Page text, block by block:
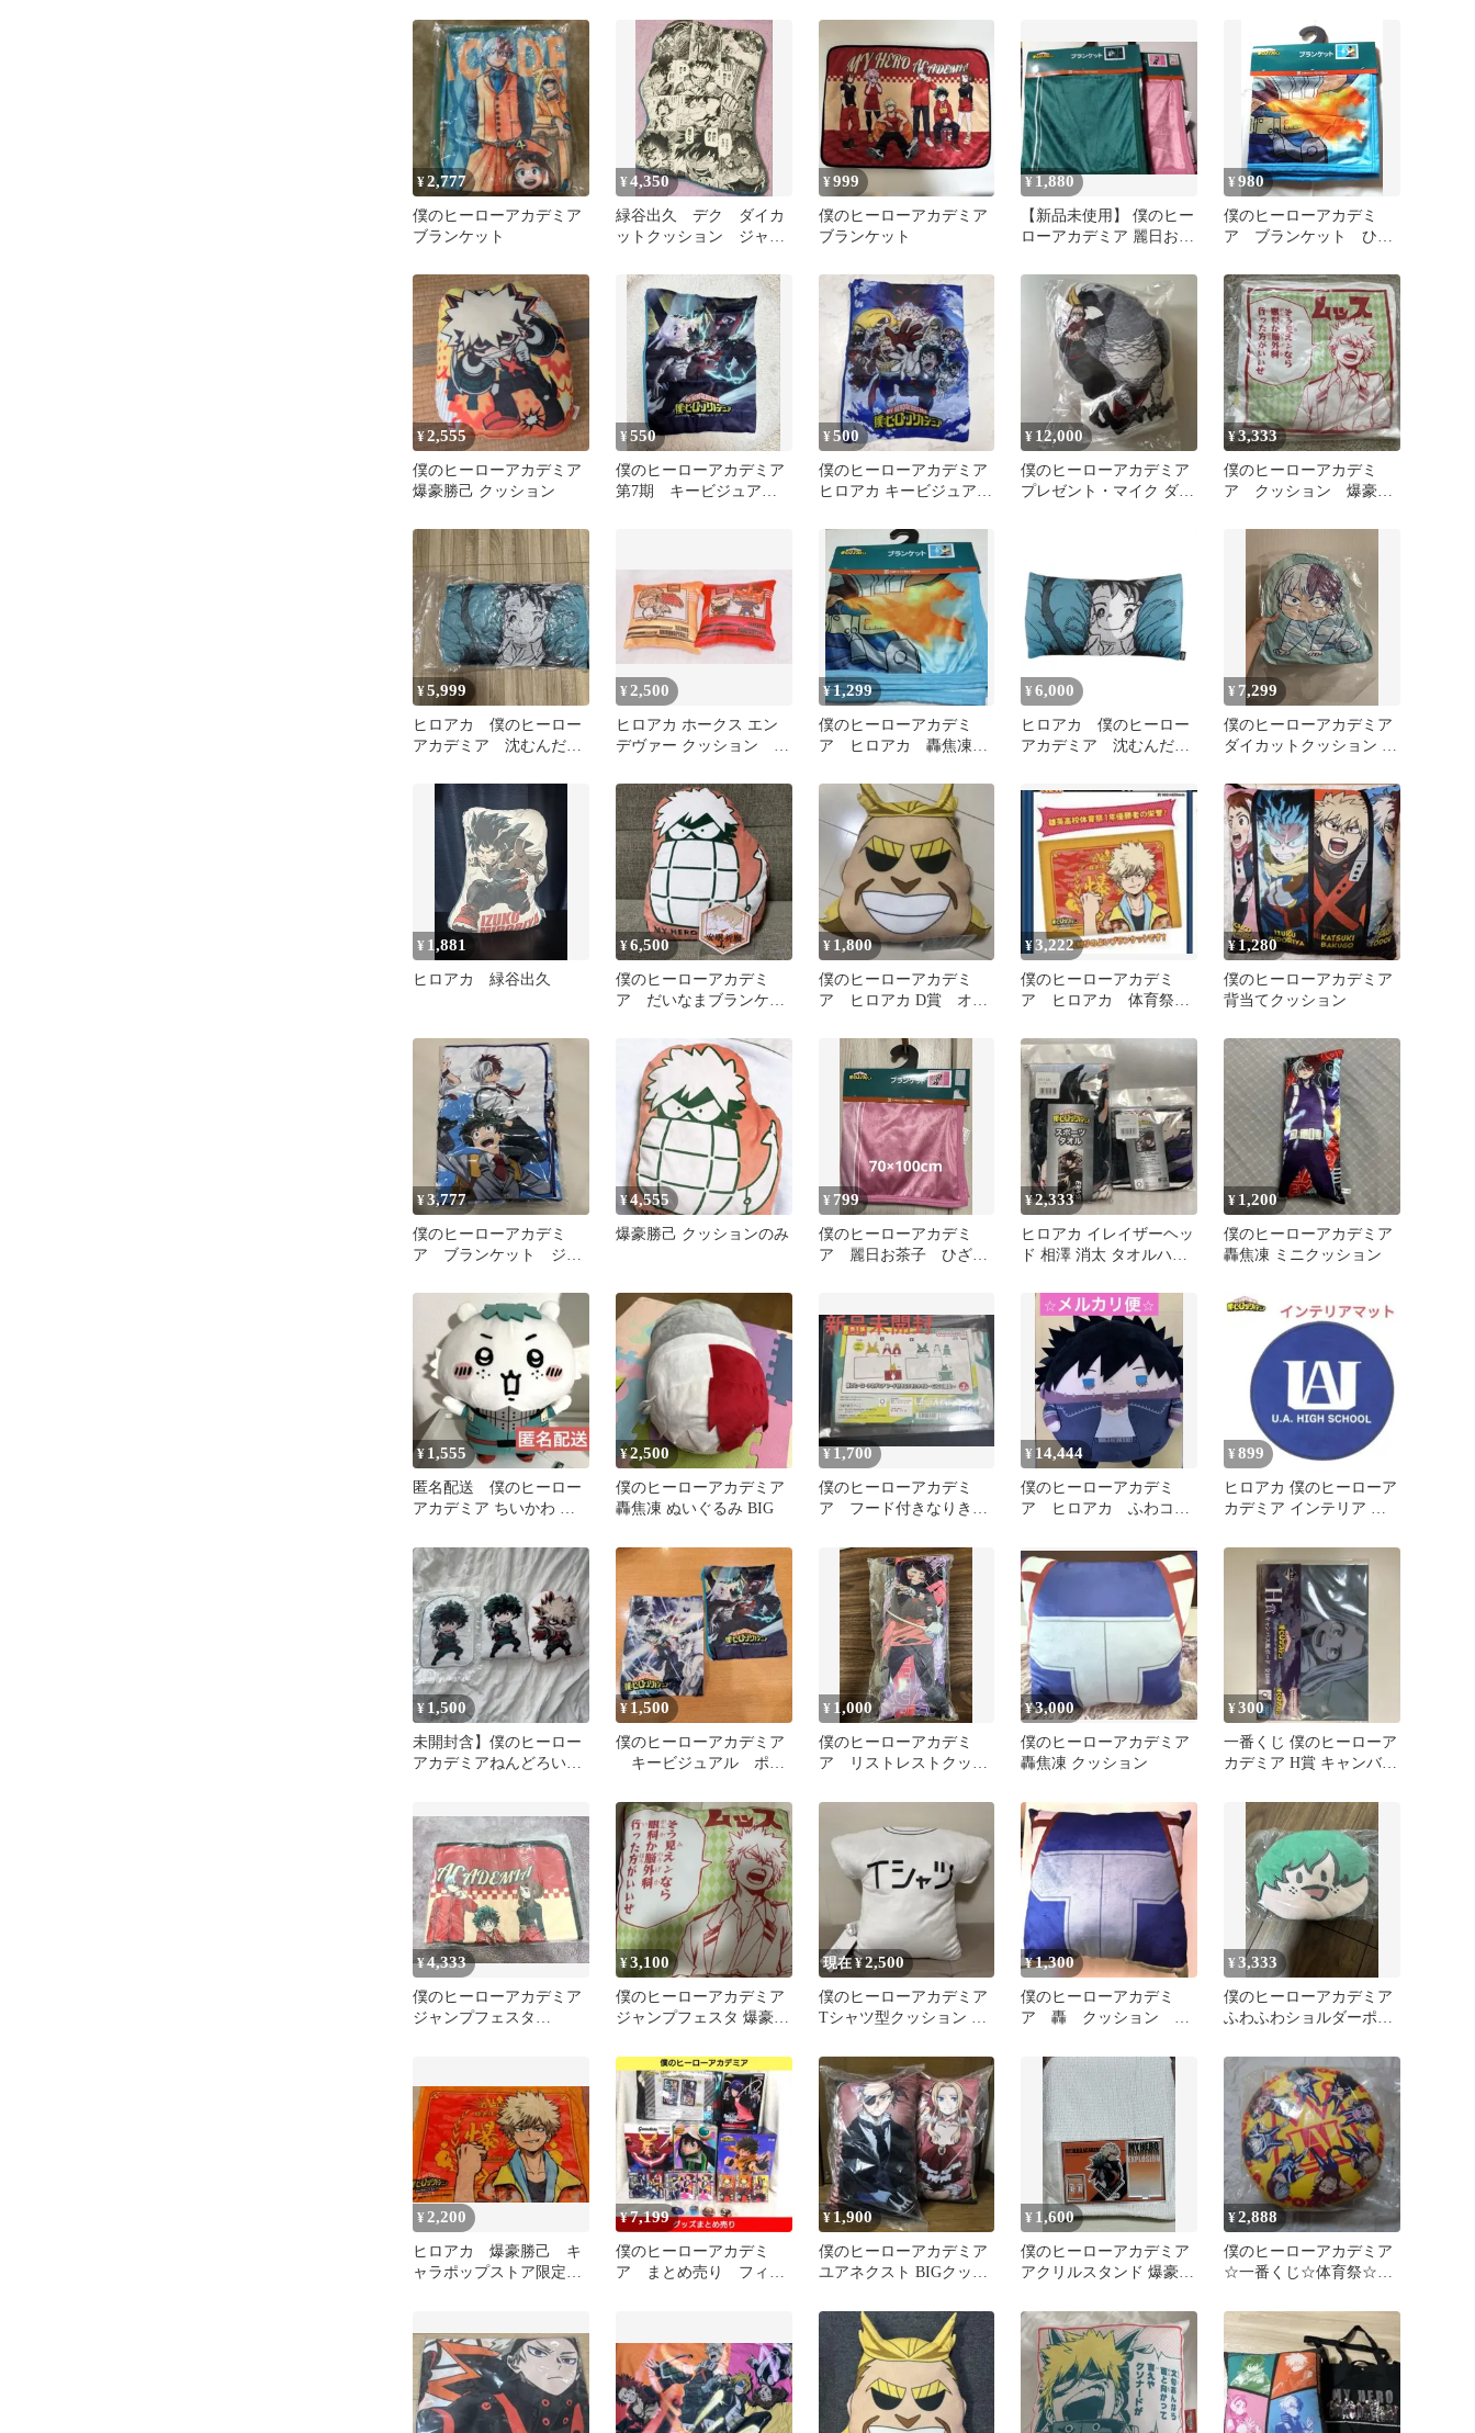
クル
¥2,777
僕のヒーローアカデミア
ブランケット
¥4,350
緑谷出久 デク ダイカ
ットクッション ジャン
ーアカデミア
¥999
僕のヒーローアカデミア
ブランケット
¥ 1,880
【新品未使用】 僕のヒー
ローアカデミア 麗日お茶
ト
¥980
僕のヒーローアカデミ
ア ブランケット ひざ
¥2,555
僕のヒーローアカデミア
爆豪勝己 クッション
¥550
僕のヒーローアカデミア
第7期 キービジュア
¥500
僕のヒーローアカデミア
ヒロアカ キービジュアル
¥ 12,000
僕のヒーローアカデミア
プレゼント・マイク ダイ
¥3,333
僕のヒーローアカデミ
ア クッション 爆豪勝
¥5,999
ヒロアカ 僕のヒーロー
アカデミア 沈むんだけ
ン 緑谷 爆豪
¥ 2,500
ヒロアカ ホークス エン
デヴァー クッション サ
¥1,299
僕のヒーローアカデミ
ア ヒロアカ 轟焦凍
ひざ掛け
¥ 6,000
ヒロアカ 僕のヒーロー
アカデミア 沈むんだけ
ン 緑谷 爆豪
¥ 7,299
僕のヒーローアカデミア
ダイカットクッション 轟
¥ 1,881
ヒロアカ 緑谷出久
¥6,500
僕のヒーローアカデミ
ア だいなまブランケッ
展 爆豪勝己
¥ 1,800
僕のヒーローアカデミ
ア ヒロアカ D賞 オー
一番くじ
¥3,222
僕のヒーローアカデミ
ア ヒロアカ 体育祭
¥1,280
僕のヒーローアカデミア
背当てクッション
¥3,777
僕のヒーローアカデミ
ア ブランケット ジャ
¥4,555
爆豪勝己 クッションのみ
¥ 799
僕のヒーローアカデミ
ア 麗日お茶子 ひざ掛
¥2,333
ヒロアカ イレイザーヘッ
ド 相澤 消太 タオルハン
¥ 1,200
僕のヒーローアカデミア
轟焦凍 ミニクッション
¥ 1,555
匿名配送 僕のヒーロー
アカデミア ちいかわ め
み 緑谷出久
¥2,500
僕のヒーローアカデミア
轟焦凍 ぬいぐるみ BIG
¥ 1,700
僕のヒーローアカデミ
ア フード付きなりきり
出久
¥ 14,444
僕のヒーローアカデミ
ア ヒロアカ ふわコロ
¥ 899
ヒロアカ 僕のヒーローア
カデミア インテリア マ
爆豪
¥ 1,500
未開封含】僕のヒーロー
アカデミアねんどろいど
¥ 1,500
僕のヒーローアカデミア
キービジュアル ポー
ト
¥ 1,000
僕のヒーローアカデミ
ア リストレストクッシ
¥3,000
僕のヒーローアカデミア
轟焦凍 クッション
¥300
一番くじ 僕のヒーローア
カデミア H賞 キャンバス
¥4,333
僕のヒーローアカデミア
ジャンプフェスタ
¥3,100
僕のヒーローアカデミア
ジャンプフェスタ 爆豪勝
現在 ¥2,500
僕のヒーローアカデミア
Tシャツ型クッション 緑
¥1,300
僕のヒーローアカデミ
ア 轟 クッション し
¥3,333
僕のヒーローアカデミア
ふわふわショルダーポシ
¥2,200
ヒロアカ 爆豪勝己 キ
ャラポップストア限定
¥7,199
僕のヒーローアカデミ
ア まとめ売り フィギ
¥1,900
僕のヒーローアカデミア
ユアネクスト BIGクッシ
¥ 1,600
僕のヒーローアカデミア
アクリルスタンド 爆豪勝
¥2,888
僕のヒーローアカデミア
☆一番くじ☆体育祭☆ク